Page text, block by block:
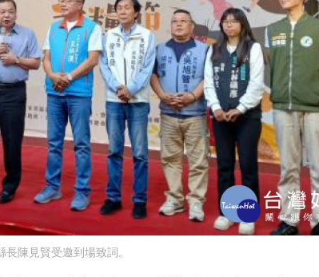
長陳見賢受邀到場致詞。